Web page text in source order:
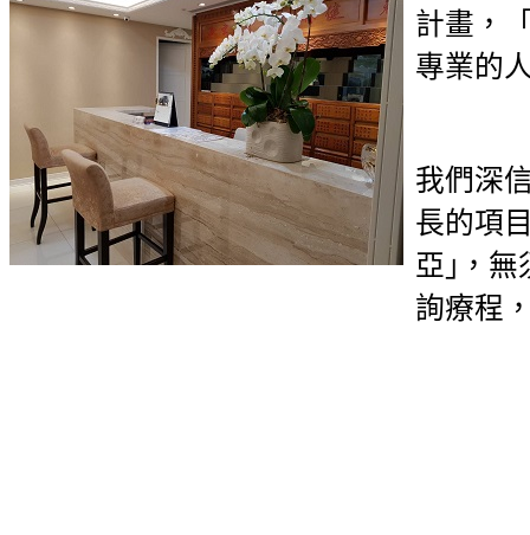
計畫，
專業的
我們深
長的項
亞｣，無
詢療程